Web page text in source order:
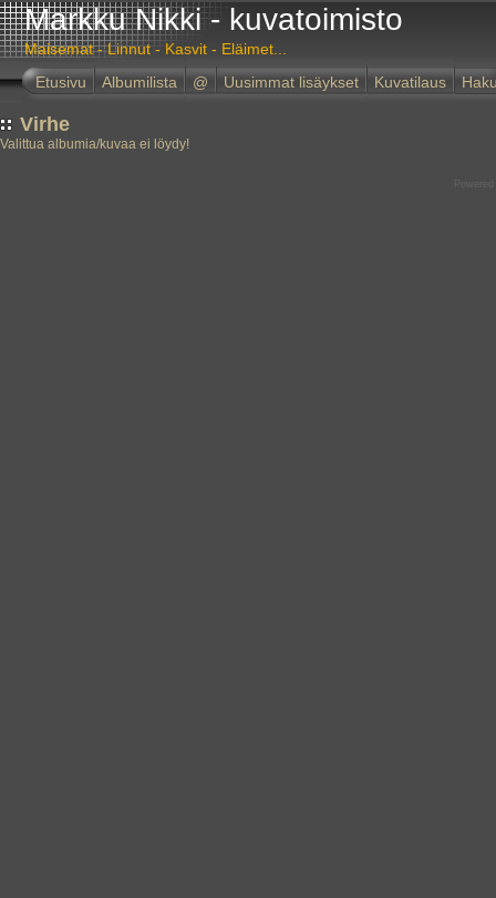
Markku Nikki - kuvatoimisto
Maisemat - Linnut - Kasvit - Eläimet...
Etusivu
Albumilista @ Uusimmat lisäykset Kuvatilaus
Virhe
Valittua albumia/kuvaa ei löydy!